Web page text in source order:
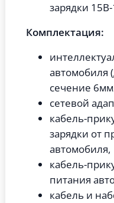
зарядки
Комплектация:
автомобиля
сечение
сетевой
кабель-
зарядки от
автомобиля,
кабель-
питания
кабель и